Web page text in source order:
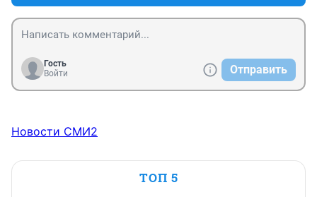
Гость
Войти
Отправить
Новости СМИ2
ТОП 5